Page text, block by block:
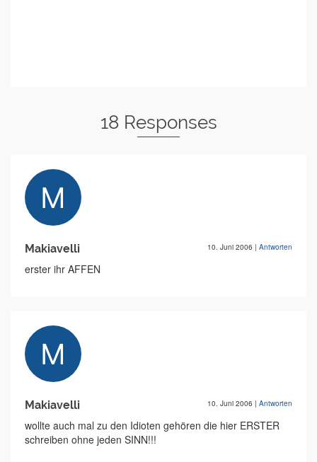
18 Responses
Makiavelli 10. Juni 2006 | Antworten
erster ihr AFFEN
Makiavelli 10. Juni 2006 | Antworten
wollte auch mal zu den Idioten gehören die hier ERSTER
schreiben ohne jeden SINN!!!